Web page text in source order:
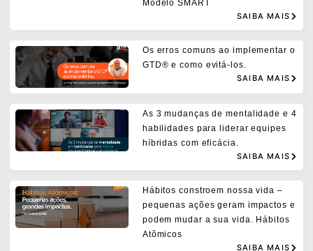
Modelo SMART
SAIBA MAIS
Os erros comuns ao implementar o
GTD® e como evitá-los.
SAIBA MAIS
As 3 mudanças de mentalidade e 4
habilidades para liderar equipes
híbridas com eficácia.
SAIBA MAIS
Hábitos constroem nossa vida –
pequenas ações geram impactos e
podem mudar a sua vida. Hábitos
Atômicos
SAIBA MAIS